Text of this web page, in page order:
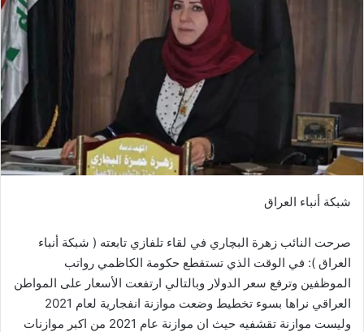
شبكة أنباء العراق
صرحت النائب زهرة البچاري في لقاء تلفازي تابعته ( شبكة أنباء
العراق ): في الوقت الذي تستقطع حكومة الكاظمي رواتب
الموظفين وترفع سعر الدولار وبالتالي ارتفعت الأسعار على المواطن
العراقي نراها بسوء تخطيط وضعت موازنة انفجارية لعام 2021
وليست موازنة تقشفيه حيث ان موازنة عام 2021 من اكبر موازنات